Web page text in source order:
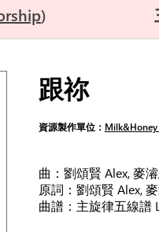
跟祢
資源製作單位：
曲：劉頌賢 Alex, 麥
原詞：劉頌賢 Alex,
曲譜：主旋律五線譜